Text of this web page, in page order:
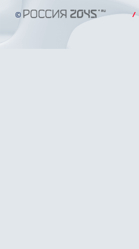
© /